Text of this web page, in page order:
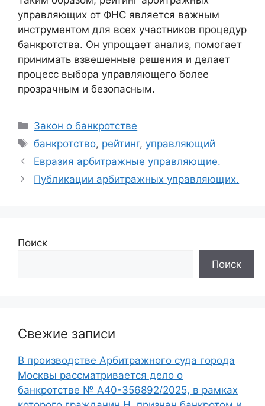
управляющих от ФНС является важным
инструментом для всех участников процедур
банкротства. Он упрощает анализ, помогает
принимать взвешенные решения и делает
процесс выбора управляющего более
прозрачным и безопасным.
Рубрики
Закон о банкротстве
Метки
банкротство, рейтинг,управляющий
Евразия арбитражные управляющие.
Публикации арбитражных управляющих.
Поиск
Поиск
Свежие записи
В производстве Арбитражного суда города
Москвы рассматривается дело о
банкротстве № А40-356892/2025, в рамках